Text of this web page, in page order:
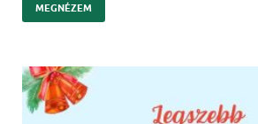
MEGNÉZEM